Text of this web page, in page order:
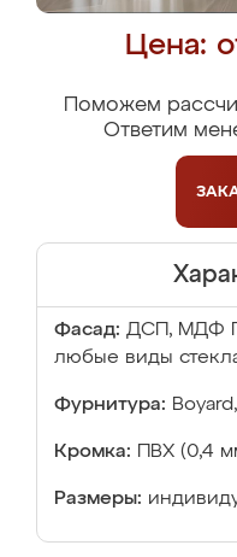
Цена:
Поможем
Ответим
Фасад: ДСП, МДФ
любые виды
Фурнитура:
Кромка: ПВХ (0,4
Размеры: